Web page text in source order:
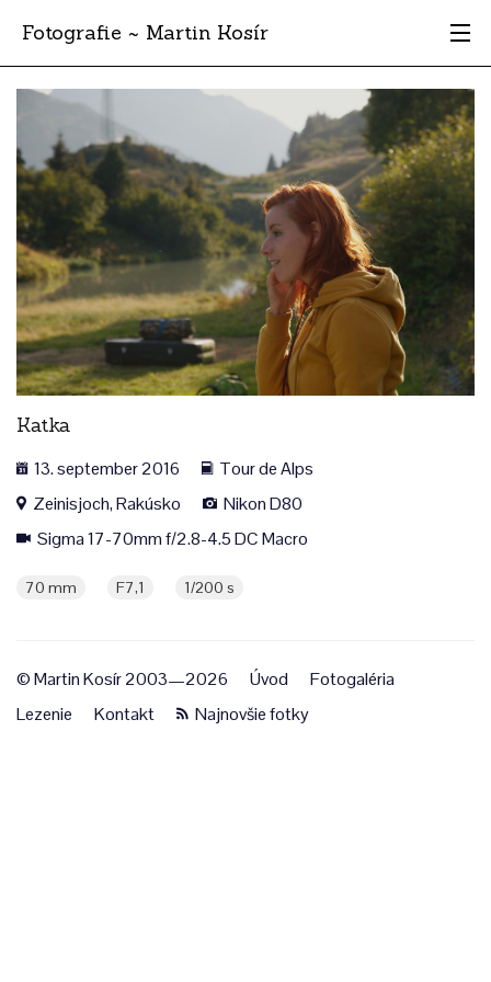
Fotografie ~ Martin Kosír
Moje obľúbené
Albumy
Miesta
Archív
Vyhľadávanie
Katka
13. september 2016
Tour de Alps
Zeinisjoch, Rakúsko
Nikon D80
Sigma 17-70mm f/2.8-4.5 DC Macro
70 mm F7,1 1/200 s
© Martin Kosír 2003—2026 Úvod
Fotogaléria
Lezenie
Kontakt Najnovšie fotky